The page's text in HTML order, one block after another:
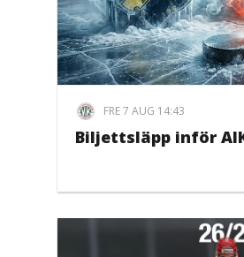
FRE 7 AUG 14:43
Biljettsläpp inför